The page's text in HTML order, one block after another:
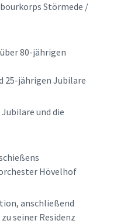
Störmede /
80-jährigen
jährigen Jubilare
und die
Hövelhof
anschließend
seiner Residenz